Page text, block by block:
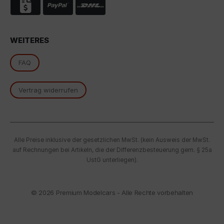
WEITERES
FAQ
Vertrag widerrufen
Alle Preise inklusive der gesetzlichen MwSt. (kein Ausweis der MwSt.
auf Rechnungen bei Artikeln, die der Differenzbesteuerung gem. § 25a
UstG unterliegen).
© 2026 Premium Modelcars - Alle Rechte vorbehalten
oben beschriebene Übertragung nicht statt.